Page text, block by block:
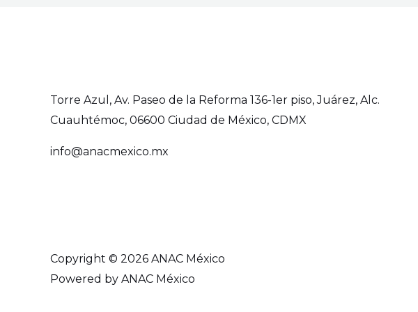
Torre Azul, Av. Paseo de la Reforma 136-1er piso, Juárez, Alc.
Cuauhtémoc, 06600 Ciudad de México, CDMX
info@anacmexico.mx
Copyright © 2026 ANAC México
Powered by ANAC México